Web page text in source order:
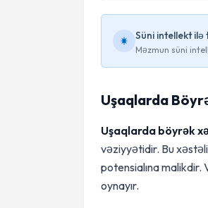
Süni intellekt
Məzmun süni
Uşaqlarda
Uşaqlarda böyrək
vəziyyətidir. Bu
potensialına malikdir.
oynayır.